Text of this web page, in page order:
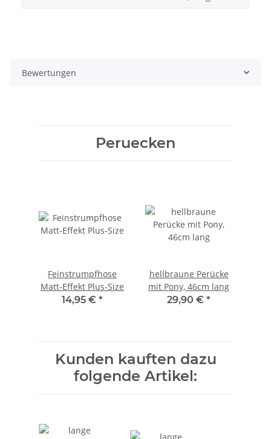
Bewertungen
Peruecken
Feinstrumpfhose
Matt-Effekt Plus-Size
14,95 € *
hellbraune Perücke
mit Pony, 46cm lang
29,90 € *
Kunden kauften dazu
folgende Artikel: